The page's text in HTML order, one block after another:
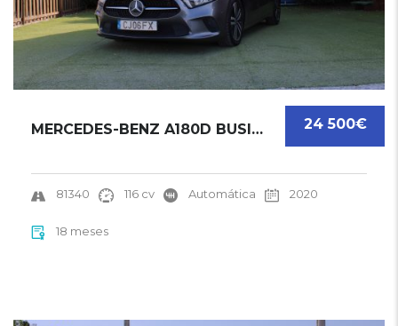
24 500€
MERCEDES-BENZ A180D BUSINESS SOLUTION LUXURY...
81340 116 cv Automática 2020
18 meses